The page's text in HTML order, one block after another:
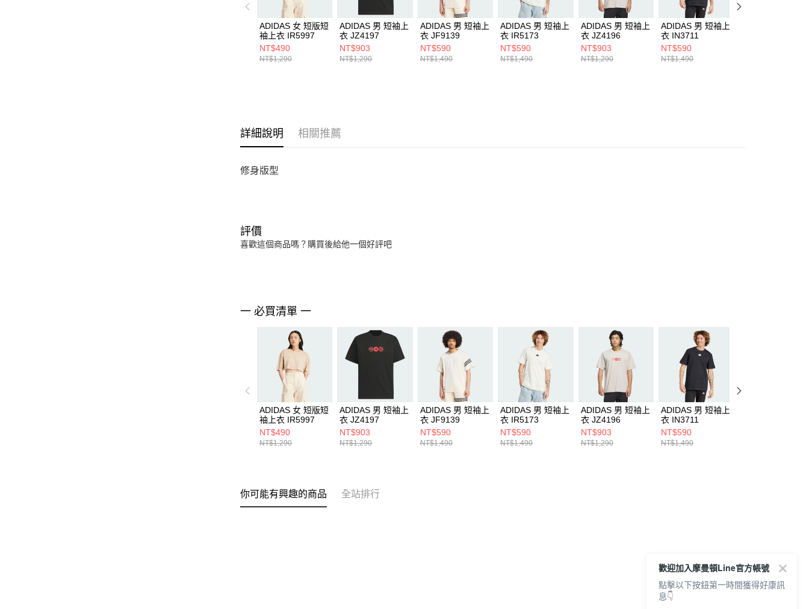
ADIDAS 女 短版短
袖上衣 IR5997
NT$490
NT$1,290
ADIDAS 男 短袖上
衣 JZ4197
NT$903
NT$1,290
ADIDAS 男 短袖上
衣 JF9139
NT$590
NT$1,490
ADIDAS 男 短袖上
衣 IR5173
NT$590
NT$1,490
ADIDAS 男 短袖上
衣 JZ4196
NT$903
NT$1,290
ADIDAS 男 短袖上
衣 IN3711
NT$590
NT$1,490
詳細說明 相關推薦
修身版型
評價
喜歡這個商品嗎？購買後給他一個好評吧
一 必買清單 一
ADIDAS 女 短版短
袖上衣 IR5997
NT$490
NT$1,290
ADIDAS 男 短袖上
衣 JZ4197
NT$903
NT$1,290
ADIDAS 男 短袖上
衣 JF9139
NT$590
NT$1,490
ADIDAS 男 短袖上
衣 IR5173
NT$590
NT$1,490
ADIDAS 男 短袖上
衣 JZ4196
NT$903
NT$1,290
ADIDAS 男 短袖上
衣 IN3711
NT$590
NT$1,490
你可能有興趣的商品 全站排行
歡迎加入摩曼頓Line官方帳號
點擊以下按鈕第一時間獲得好康訊
息👇